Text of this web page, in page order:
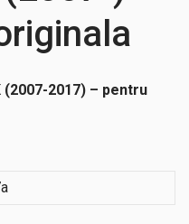
2017) – pentru